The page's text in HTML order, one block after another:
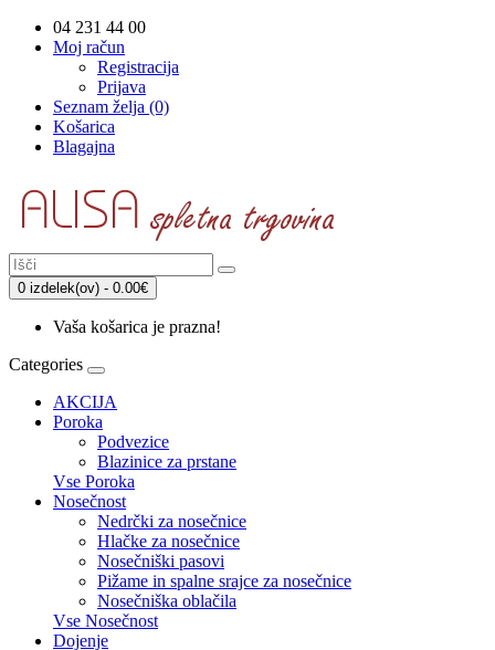
04 231 44 00
Moj račun
Registracija
Prijava
Seznam želja (0)
Košarica
Blagajna
0 izdelek(ov) - 0.00€
Vaša košarica je prazna!
Categories
AKCIJA
Poroka
Podvezice
Blazinice za prstane
Vse Poroka
Nosečnost
Nedrčki za nosečnice
Hlačke za nosečnice
Nosečniški pasovi
Pižame in spalne srajce za nosečnice
Nosečniška oblačila
Vse Nosečnost
Dojenje